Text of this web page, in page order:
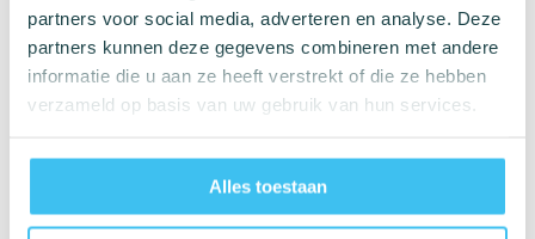
partners voor social media, adverteren en analyse. Deze
partners kunnen deze gegevens combineren met andere
informatie die u aan ze heeft verstrekt of die ze hebben
verzameld op basis van uw gebruik van hun services.
Alles toestaan
Merk informatie
Condooms.be
Kiezen is ontzettend lastig. Vaak wil je van alles
uitproberen, maar weet je niet wat je moet kiezen.